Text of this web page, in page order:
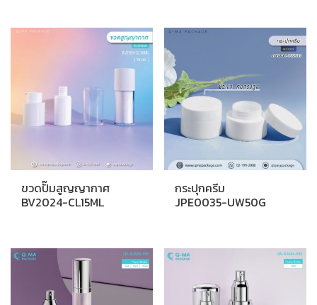
ขวดปั๊มสูญญากาศ
BV2024-CL15ML
กระปุกครีม
JPE0035-UW50G